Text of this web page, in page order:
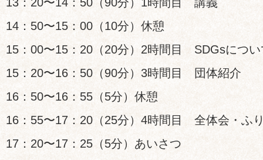
14：50〜15：00（10分）休憩
15：00〜15：20（20分）2時間目 SDGsについ
15：20〜16：50（90分）3時間目 団体紹介
16：50〜16：55（5分）休憩
16：55〜17：20（25分）4時間目 全体会・ふ
17：20〜17：25（5分）あいさつ